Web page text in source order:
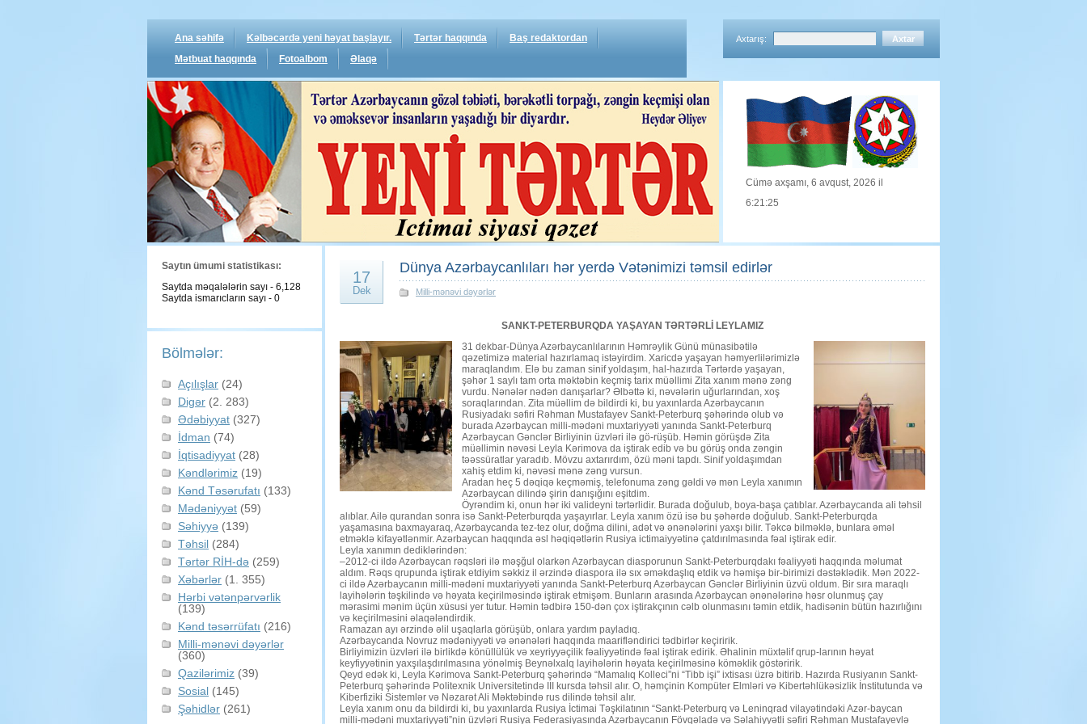
Ana səhifə Kəlbəcərdə yeni həyat başlayır. Tərtər haqqında
Baş redaktordan
Mətbuat haqqında
Fotoalbom Əlaqə
Axtarış:
Cümə axşamı, 6 avqust, 2026 il
6:21:25
Saytın ümumi statistikası:
Saytda məqalələrin sayı - 6,128
Saytda ismarıcların sayı - 0
Bölmələr:
Açılışlar (24)
Digər (2. 283)
Ədəbiyyat (327)
İdman (74)
İqtisadiyyat (28)
Kəndlərimiz (19)
Kənd Təsərufatı (133)
Mədəniyyət (59)
Səhiyyə (139)
Təhsil (284)
Tərtər RİH-də (259)
Xəbərlər (1. 355)
Hərbi vətənpərvərlik
(139)
Kənd təsərrüfatı (216)
Milli-mənəvi dəyərlər
(360)
Qazilərimiz (39)
Sosial (145)
Şəhidlər (261)
17
Dek
Dünya Azərbaycanlıları hər yerdə Vətənimizi təmsil edirlər
Milli-mənəvi dəyərlər
SANKT-PETERBURQDA YAŞAYAN TƏRTƏRLİ LEYLAMIZ
31 dekbar-Dünya Azərbaycanlılarının Həmrəylik Günü münasibətilə
qəzetimizə material hazırlamaq istəyirdim. Xaricdə yaşayan həmyerlilərimizlə
maraqlandım. Elə bu zaman sinif yoldaşım, hal-hazırda Tərtərdə yaşayan,
şəhər 1 saylı tam orta məktəbin keçmiş tarix müəllimi Zita xanım mənə zəng
vurdu. Nənələr nədən danışarlar? Əlbəttə ki, nəvələrin uğurlarından, xoş
soraqlarından. Zita müəllim də bildirdi ki, bu yaxınlarda Azərbaycanın
Rusiyadakı səfiri Rəhman Mustafayev Sankt-Peterburq şəhərində olub və
burada Azərbaycan milli-mədəni muxtariyyəti yanında Sankt-Peterburq
Azərbaycan Gənclər Birliyinin üzvləri ilə gö-rüşüb. Həmin görüşdə Zita
müəllimin nəvəsi Leyla Kərimova da iştirak edib və bu görüş onda zəngin
təəssüratlar yaradıb. Mövzu axtarırdım, özü məni tapdı. Sinif yoldaşımdan
xahiş etdim ki, nəvəsi mənə zəng vursun.
Aradan heç 5 dəqiqə keçməmiş, telefonuma zəng gəldi və mən Leyla xanımın
Azərbaycan dilində şirin danışığını eşitdim.
Öyrəndim ki, onun hər iki valideyni tərtərlidir. Burada doğulub, boya-başa çatıblar. Azərbaycanda ali təhsil
alıblar. Ailə qurandan sonra isə Sankt-Peterburqda yaşayırlar. Leyla xanım özü isə bu şəhərdə doğulub. Sankt-Peterburqda
yaşamasına baxmayaraq, Azərbaycanda tez-tez olur, doğma dilini, adət və ənənələrini yaxşı bilir. Təkcə bilməklə, bunlara əməl
etməklə kifayətlənmir. Azərbaycan haqqında əsl həqiqətlərin Rusiya ictimaiyyətinə çatdırılmasında fəal iştirak edir.
Leyla xanımın dediklərindən:
–2012-ci ildə Azərbaycan rəqsləri ilə məşğul olarkən Azərbaycan diasporunun Sankt-Peterburqdakı fəaliyyəti haqqında məlumat
aldım. Rəqs qrupunda iştirak etdiyim səkkiz il ərzində diaspora ilə sıx əməkdaşlıq etdik və həmişə bir-birimizi dəstəklədik. Mən 2022-
ci ildə Azərbaycanın milli-mədəni muxtariyyəti yanında Sankt-Peterburq Azərbaycan Gənclər Birliyinin üzvü oldum. Bir sıra maraqlı
layihələrin təşkilində və həyata keçirilməsində iştirak etmişəm. Bunların arasında Azərbaycan ənənələrinə həsr olunmuş çay
mərasimi mənim üçün xüsusi yer tutur. Həmin tədbirə 150-dən çox iştirakçının cəlb olunmasını təmin etdik, hadisənin bütün hazırlığını
və keçirilməsini əlaqələndirdik.
Ramazan ayı ərzində əlil uşaqlarla görüşüb, onlara yardım payladıq.
Azərbaycanda Novruz mədəniyyəti və ənənələri haqqında maarifləndirici tədbirlər keçiririk.
Birliyimizin üzvləri ilə birlikdə könüllülük və xeyriyyəçilik fəaliyyətində fəal iştirak edirik. Əhalinin müxtəlif qrup-larının həyat
keyfiyyətinin yaxşılaşdırılmasına yönəlmiş Beynəlxalq layihələrin həyata keçirilməsinə köməklik göstəririk.
Qeyd edək ki, Leyla Kərimova Sankt-Peterburq şəhərində “Mamalıq Kolleci”ni “Tibb işi” ixtisası üzrə bitirib. Hazırda Rusiyanın Sankt-
Peterburq şəhərində Politexnik Universitetində III kursda təhsil alır. O, həmçinin Kompüter Elmləri və Kibertəhlükəsizlik İnstitutunda və
Kiberfiziki Sistemlər və Nəzarət Ali Məktəbində rus dilində təhsil alır.
Leyla xanım onu da bildirdi ki, bu yaxınlarda Rusiya İctimai Təşkilatının “Sankt-Peterburq və Leninqrad vilayətindəki Azər-baycan
milli-mədəni muxtariyyəti”nin üzvləri Rusiya Federasiyasında Azərbaycanın Fövqəladə və Səlahiyyətli səfiri Rəhman Mustafayevlə